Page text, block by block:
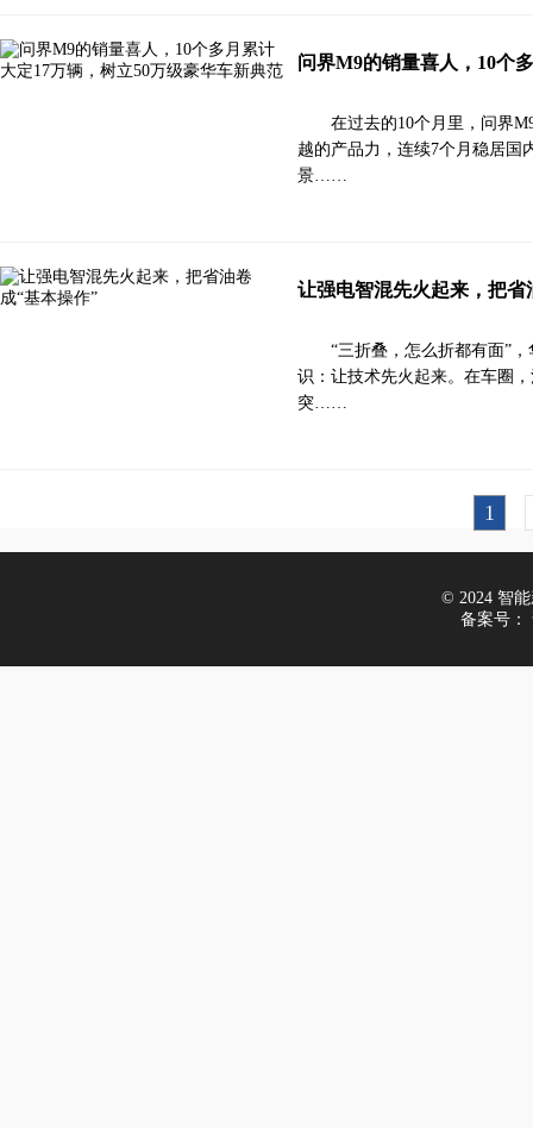
问界M9的销量喜人，10个
在过去的10个月里，问界
越的产品力，连续7个月稳居国
景……
让强电智混先火起来，把省
“三折叠，怎么折都有面”
识：让技术先火起来。在车圈
突……
1
© 2024 智能
备案号：